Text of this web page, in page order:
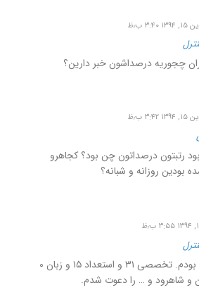
۳:۴۰ ب٫ظ
چجوریه درصداشون خبر دارین؟
۳:۴۲ ب٫ظ
رتبتون درصداتون چن بود؟ کجاهرو
بودین روزانه و شبانه؟
من پارسال نخونده بودم. تخصصی ۳۱ و استعداد ۱۵ و زبان ۰